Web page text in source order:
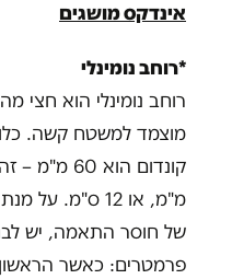
אינדקס מושגים
*רוחב נומינלי
רוחב נומינלי הוא חצי
מוצמד למשטח קשה.
מ"מ, או 12 ס"מ.
של חוסר התאמה, יש
פרמטרים: כאשר